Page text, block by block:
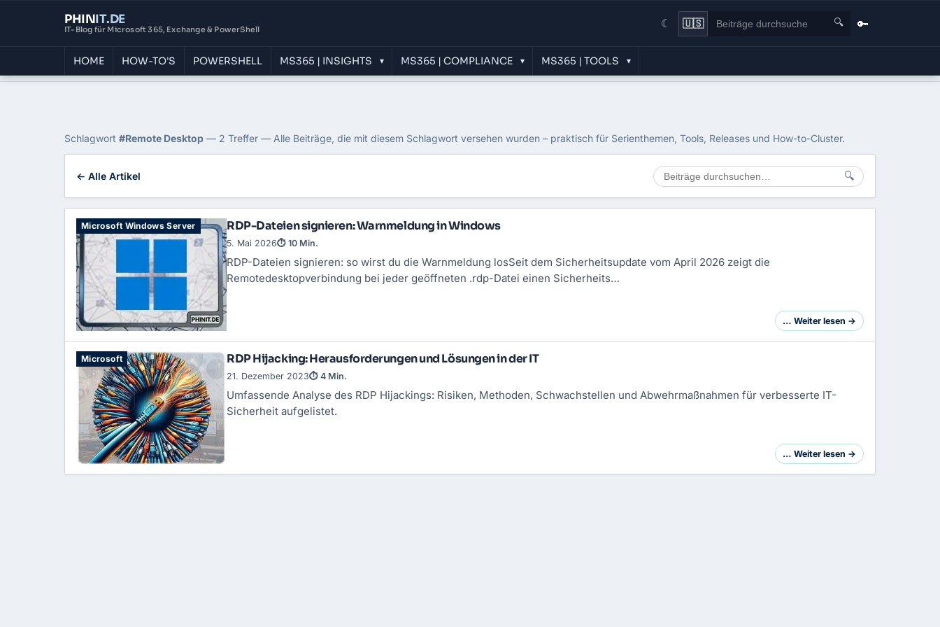
PHINIT.DE
IT-Blog für Microsoft 365, Exchange & PowerShell ☾ 🇺🇸 🔍 🔑
HOME HOW-TO'S POWERSHELL MS365 | INSIGHTS ▾ MS365 | COMPLIANCE ▾ MS365 | TOOLS ▾
Tag: Remote Desktop
Schlagwort #Remote Desktop — 2 Treffer — Alle Beiträge, die mit diesem Schlagwort versehen wurden – praktisch für Serienthemen, Tools, Releases und How-to-Cluster.
← Alle Artikel 🔍
Microsoft Windows Server RDP-Dateien signieren: Warnmeldung in Windows
RDP-Dateien signieren: so wirst du die Warnmeldung losSeit dem Sicherheitsupdate vom April 2026 zeigt die
Remotedesktopverbindung bei jeder geöffneten .rdp-Datei einen Sicherheits…
5. Mai 2026⏱ 10 Min.
… Weiter lesen →
Microsoft RDP Hijacking: Herausforderungen und Lösungen in der IT
Umfassende Analyse des RDP Hijackings: Risiken, Methoden, Schwachstellen und Abwehrmaßnahmen für verbesserte IT-
Sicherheit aufgelistet.
21. Dezember 2023⏱ 4 Min.
… Weiter lesen →